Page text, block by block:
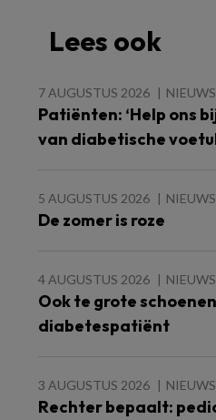
Lees ook
7 AUGUSTUS 2026 NIEUWS
Patiënten: ‘Help ons
van diabetische
5 AUGUSTUS 2026 NIEUWS
De zomer is roze
4 AUGUSTUS 2026 NIEUWS
Ook te grote
diabetespatiënt
3 AUGUSTUS 2026 NIEUWS
Rechter bepaalt: